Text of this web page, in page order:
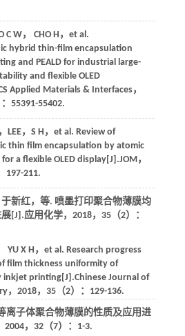
C W， CHO H ， et al.
hybrid thin-film encapsulation
and PEALD for industrial large-
and flexible OLED
Applied Materials & Interfaces，
55391-55402.
，LEE，S H， et al. Review of
thin film encapsulation by atomic
a flexible OLED display[J].JOM，
197-211.
新红， 等. 喷墨打印聚合物薄膜均
[J].应用化学， 2018， 35（2）：
YU X H ， et al. Research progress
film thickness uniformity of
inkjet printing[J].Chinese Journal of
， 2018， 35（2）：129-136.
离子体聚合物薄膜的性质及应用进
2004， 32（7）：1-3.